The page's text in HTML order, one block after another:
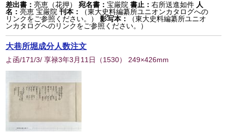
差出書：亮恵（花押） 宛名書：宝厳院 書止：右所送進如件 人
名：亮恵 宝厳院 刊本：
（東大史料編纂所ユニオンカタログへの
リンクをご参照ください。）
影写本：
（東大史料編纂所ユニオ
ンカタログへのリンクをご参照ください。）
大巷所堀成分人数注文
よ函/171/3/ 享禄3年3月11日 （1530） 249×426mm